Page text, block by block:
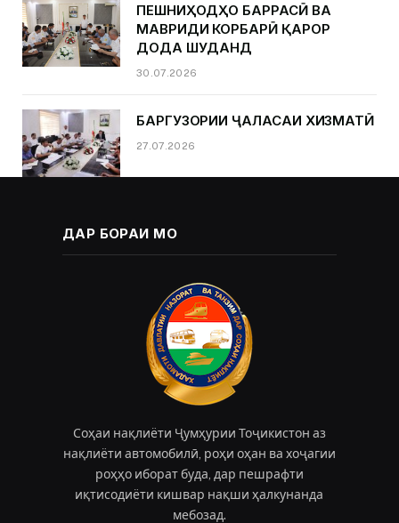
ПЕШНИҲОДҲО БАРРАСӢ ВА
МАВРИДИ КОРБАРӢ ҚАРОР
ДОДА ШУДАНД
30.07.2026
БАРГУЗОРИИ ҶАЛАСАИ ХИЗМАТӢ
27.07.2026
ДАР БОРАИ МО
Соҳаи нақлиёти Ҷумҳурии Тоҷикистон аз
нақлиёти автомобилӣ, роҳи оҳан ва хоҷагии
роҳҳо иборат буда, дар пешрафти
иқтисодиёти кишвар нақши ҳалкунанда
мебозад.